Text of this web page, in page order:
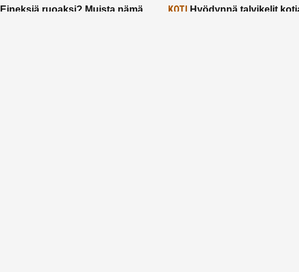
Eineksiä ruoaksi? Muista nämä
KOTIHyödynnä talvikelit